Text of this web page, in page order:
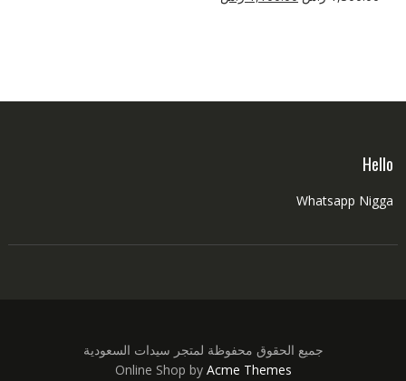
Hello
Whatsapp Nigga
جميع الحقوق محفوظة لمتجر سيدات السعودية
Online Shop by Acme Themes